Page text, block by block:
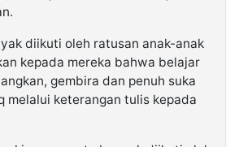
diikuti oleh ratusan anak-anak
kepada mereka bahwa belajar
gembira dan penuh suka
melalui keterangan tulis kepada